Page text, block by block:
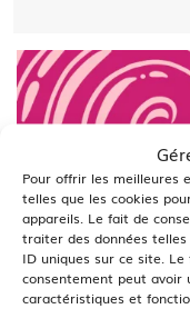
Pour offrir les meilleures
telles que les cookies
appareils. Le fait de
traiter des données
ID uniques sur ce site.
consentement peut avoir
caractéristiques et